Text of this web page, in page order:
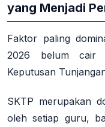
yang Menjadi
Faktor paling
2026 belum cair
Keputusan
SKTP merupakan
oleh setiap guru,